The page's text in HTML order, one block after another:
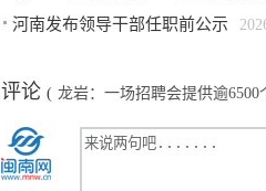
河南发布领导干部任职前公示
评论 ( 龙岩：一场招聘会提供逾6500